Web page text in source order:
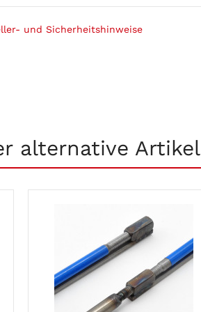
und Sicherheitshinweise
alternative Artikel